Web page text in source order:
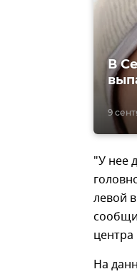
9
В
"У нее
левой
На